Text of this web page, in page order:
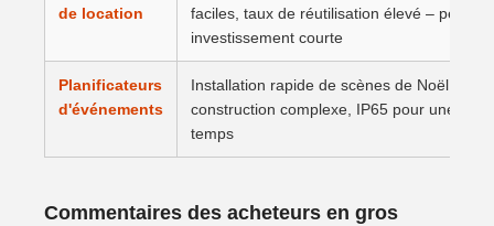
de location
faciles, taux de réutilisation élevé –
investissement courte
Planificateurs
d'événements
Installation rapide de scènes de Noël à
construction complexe, IP65 pour une
temps
Commentaires des acheteurs en gros